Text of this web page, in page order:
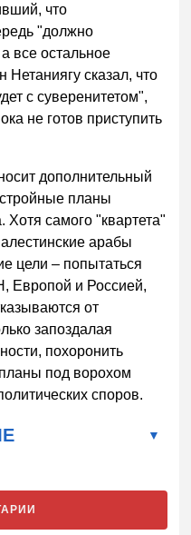
что
"должно
все остальное
сказал, что
с суверенитетом",
не готов приступить
дополнительный
планы
Хотя самого "квартета"
арабы
цели – попытаться
Европой и Россией,
от
запоздалая
похоронить
под ворохом
споров.